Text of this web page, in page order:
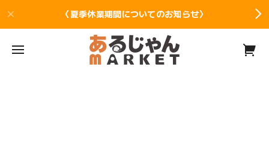
〈夏季休業期間についてのお知らせ〉